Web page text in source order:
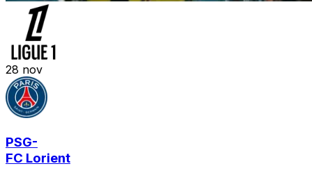
28 nov
PSG-
FC Lorient